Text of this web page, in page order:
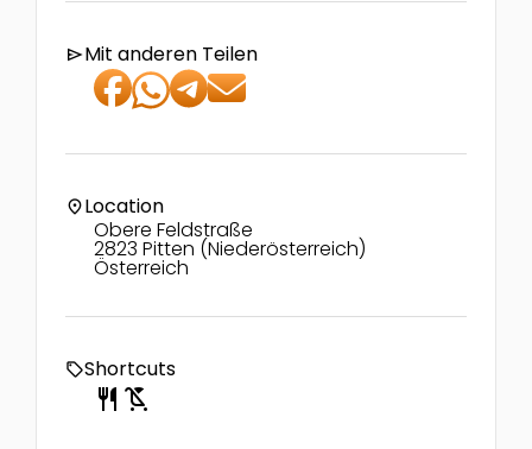
sendMit anderen Teilen
location_onLocation
Obere Feldstraße
2823 Pitten (Niederösterreich)
Österreich
local_offerShortcuts
restaurant child_friendly